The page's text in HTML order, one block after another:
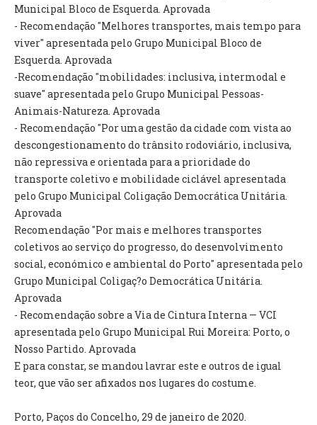
FUNDO DE APOIO AO ASSOCIATIVISMO
SUBVENÇÕES PÚBLICAS
GERAIS
CANÍDEOS
CEMITÉRIO
RECENSEAMENTO ELEITORAL
ATESTADOS
EMPREGO (GIP)
O GABINETE
APOIO AOS DESEMPREGADOS
APOIO ÀS EMPRESAS
OFERTAS DE EMPREGO
CONTACTO E HORÁRIO GIP
Municipal Bloco de Esquerda. Aprovada
- Recomendação "Melhores transportes, mais tempo para
viver" apresentada pelo Grupo Municipal Bloco de
Esquerda. Aprovada
-Recomendação "mobilidades: inclusiva, intermodal e
suave" apresentada pelo Grupo Municipal Pessoas-
Animais-Natureza. Aprovada
- Recomendação "Por uma gestão da cidade com vista ao
descongestionamento do trânsito rodoviário, inclusiva,
não repressiva e orientada para a prioridade do
transporte coletivo e mobilidade ciclável apresentada
pelo Grupo Municipal Coligação Democrática Unitária.
Aprovada
Recomendação "Por mais e melhores transportes
coletivos ao serviço do progresso, do desenvolvimento
social, económico e ambiental do Porto" apresentada pelo
Grupo Municipal Coligaç?o Democrática Unitária.
Aprovada
- Recomendação sobre a Via de Cintura Interna — VCI
apresentada pelo Grupo Municipal Rui Moreira: Porto, o
Nosso Partido. Aprovada
E para constar, se mandou lavrar este e outros de igual
teor, que vão ser afixados nos lugares do costume.
Porto, Paços do Concelho, 29 de janeiro de 2020.